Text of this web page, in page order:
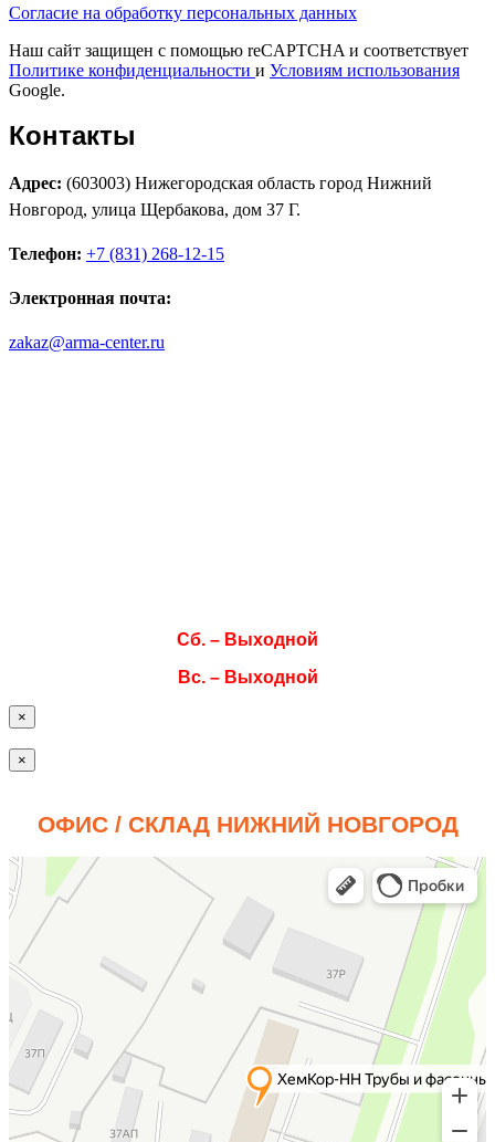
Согласие на обработку персональных данных
Наш сайт защищен с помощью reCAPTCHA и соответствует
Политике конфиденциальности и Условиям использования
Google.
Контакты
Адрес: (603003) Нижегородская область город Нижний
Новгород, улица Щербакова, дом 37 Г.
Телефон: +7 (831) 268-12-15
Электронная почта:
zakaz@arma-center.ru
Сб. – Выходной
Вс. – Выходной
×
×
ОФИС / СКЛАД НИЖНИЙ НОВГОРОД